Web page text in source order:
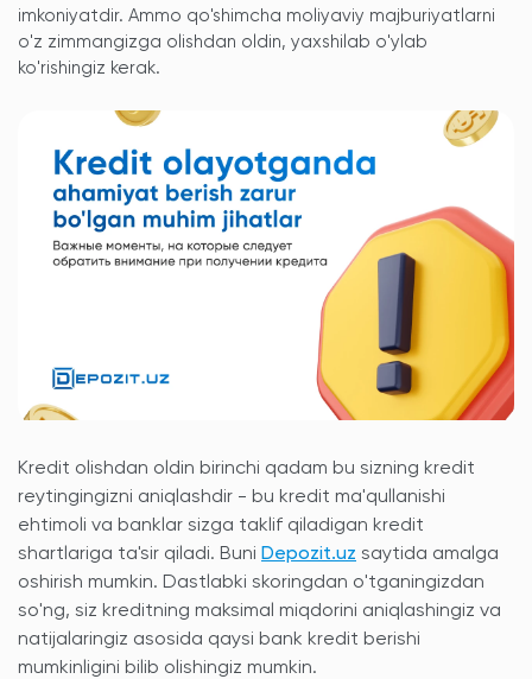
imkoniyatdir. Ammo qo'shimcha moliyaviy majburiyatlarni
o'z zimmangizga olishdan oldin, yaxshilab o'ylab
ko'rishingiz kerak.
Kredit olishdan oldin birinchi qadam bu sizning kredit
reytingingizni aniqlashdir - bu kredit ma'qullanishi
ehtimoli va banklar sizga taklif qiladigan kredit
shartlariga ta'sir qiladi. Buni Depozit.uz saytida amalga
oshirish mumkin. Dastlabki skoringdan o'tganingizdan
so'ng, siz kreditning maksimal miqdorini aniqlashingiz va
natijalaringiz asosida qaysi bank kredit berishi
mumkinligini bilib olishingiz mumkin.